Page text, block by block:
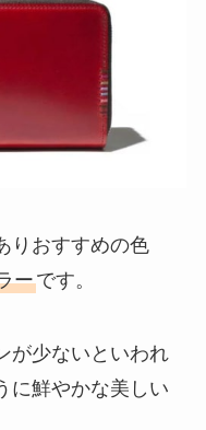
りおすすめの色
ーです。
が少ないといわれ
に鮮やかな美しい